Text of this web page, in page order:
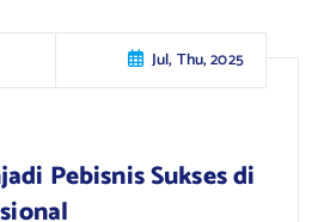
Jul, Thu, 2025
Pebisnis Sukses di